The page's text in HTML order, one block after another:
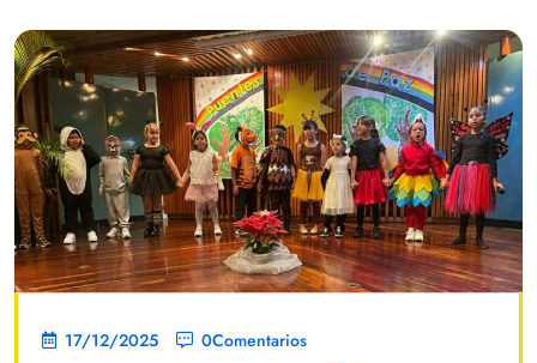
17/12/2025 0Comentarios